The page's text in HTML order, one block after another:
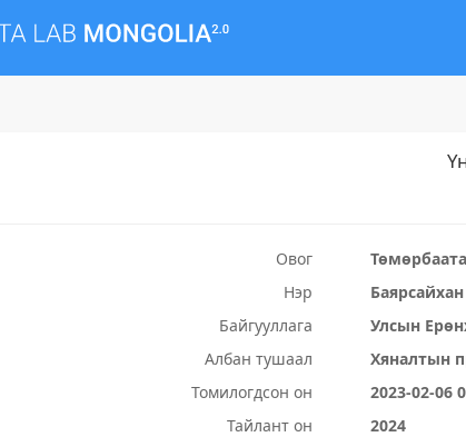
Овог
Нэр
Баярсайхан
Байгууллага
Улсын
Албан тушаал
Хяналтын
Томилогдсон он
2023-02-06
Тайлант он
2024